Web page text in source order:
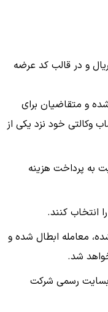
، این خودرو با قیمت پایه ۱۳ میلیارد و ۵۰۰ میلیون ریال و در قالب کد عرضه
تحویل خودروهای عرضه‌شده ۷ مردادماه ۱۴۰۵ تعیین شده و متقاضیان برای
در حساب وکالتی خود نزد یکی از
به پرداخت هزینه‌
انتخاب کنند.
معامله ابطال شده و
شد.
وبسایت رسمی شرکت